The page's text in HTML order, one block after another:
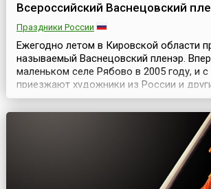
Всероссийский Васнецовский
Праздники России
Ежегодно летом в Кировской области
называемый Васнецовский пленэр.
маленьком селе Рябово в 2005 году, и
приезжают художники из России и
писать с натуры в местах, где
произведения Виктор и Аполлинарий
года программа пленэра изменилась.
находилась на реконструкции, поэтому